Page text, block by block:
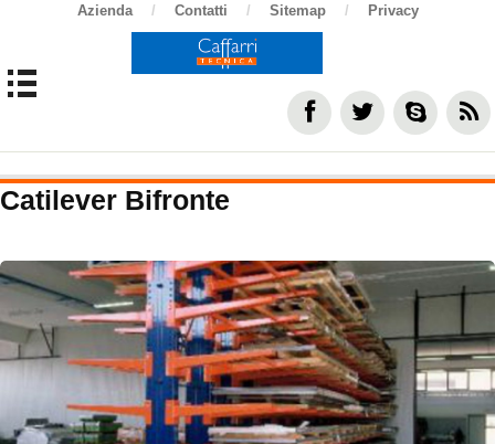
Azienda / Contatti / Sitemap / Privacy
Catilever Bifronte